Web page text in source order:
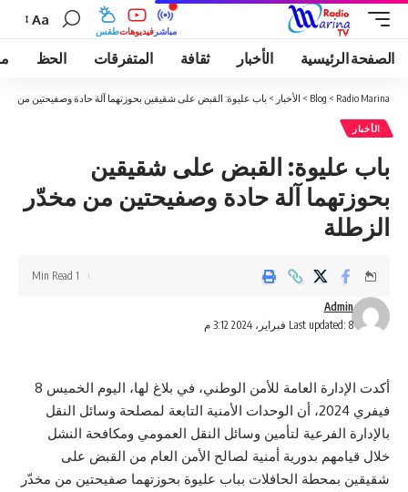
طقسفيديوهات مباشر
Aa
الصفحة الرئيسية الأخبار ثقافة المتفرقات الحظ
Radio Marina
>
Blog
> الأخبار > باب عليوة: القبض على شقيقين بحوزتهما آلة حادة وصفيحتين من
الأخبار
باب عليوة: القبض على شقيقين
بحوزتهما آلة حادة وصفيحتين من مخدّر
الزطلة
Last updated: 8 فبراير، 2024 3:12 م
Admin
1 Min Read
أكدت الإدارة العامة للأمن الوطني، في بلاغ لها، اليوم الخميس 8
فيفري 2024، أن الوحدات الأمنية التابعة لمصلحة وسائل النقل
بالإدارة الفرعية لتأمين وسائل النقل العمومي ومكافحة النشل
خلال قيامهم بدورية أمنية لصالح الأمن العام من القبض على
شقيقين بمحطة الحافلات بباب عليوة بحوزتهما صفيحتين من مخدّر